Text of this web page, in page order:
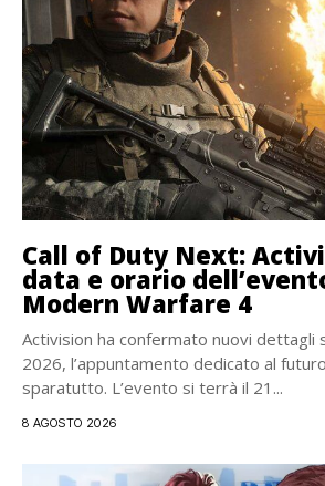
Call of Duty Next:
data e orario
Modern Warfare 4
Activision ha confermato nuovi dettagli
2026, l’appuntamento dedicato al
sparatutto. L’evento si terrà il 21...
8 AGOSTO 2026